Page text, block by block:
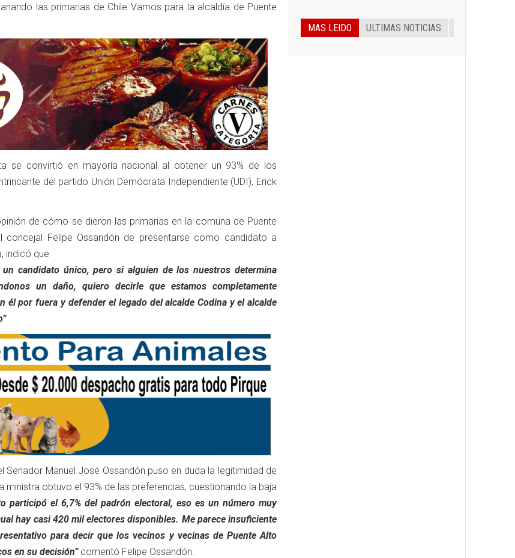
las primarias de Chile Vamos para la alcaldía de Puente
se convirtió en mayoría nacional al obtener un 93% de los
del partido Unión Demócrata Independiente (UDI), Erick
de cómo se dieron las primarias en la comuna de Puente
Felipe Ossandón de presentarse como candidato a
indicó que
un candidato único, pero si alguien de los nuestros determina
un daño, quiero decirle que estamos completamente
él por fuera y defender el legado del alcalde Codina y el alcalde
Senador Manuel José Ossandón puso en duda la legitimidad de
obtuvo el 93% de las preferencias, cuestionando la baja
participó el 6,7% del padrón electoral, eso es un número muy
hay casi 420 mil electores disponibles. Me parece insuficiente
para decir que los vecinos y vecinas de Puente Alto
en su decisión”comentó Felipe Ossandón.
MAS LEIDO ULTIMAS NOTICIAS